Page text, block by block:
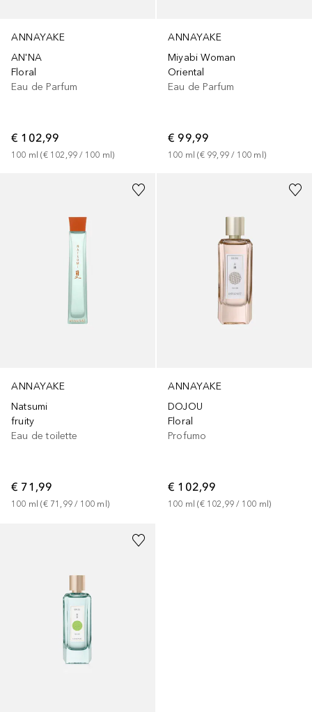
ANNAYAKE
AN'NA
Floral
Eau de Parfum
€ 102,99
100 ml (€ 102,99 / 100 ml)
ANNAYAKE
Miyabi Woman
Oriental
Eau de Parfum
€ 99,99
100 ml (€ 99,99 / 100 ml )
ANNAYAKE
Natsumi
fruity
Eau de toilette
€ 71,99
100 ml (€ 71,99 / 100 ml )
ANNAYAKE
DOJOU
Floral
Profumo
€ 102,99
100 ml (€ 102,99 / 100 ml)